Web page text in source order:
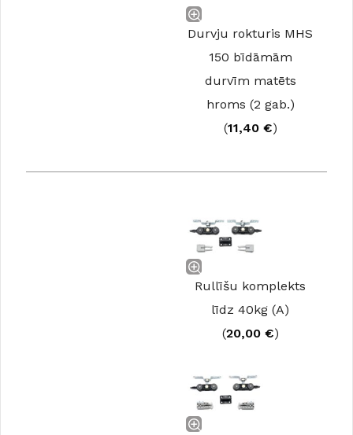
Durvju rokturis MHS
150 bīdāmām
durvīm matēts
hroms (2 gab.)
(11,40 €)
Rullīšu komplekts
līdz 40kg (A)
(20,00 €)